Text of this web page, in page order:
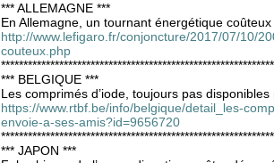
*** ALLEMAGNE ***
En Allemagne, un tournant énergétique coûteux
http://www.lefigaro.fr/conjoncture/2017/07/10/
couteux.php
*** BELGIQUE ***
Les comprimés d’iode, toujours pas
https://www.rtbf.be/info/belgique/detail_les-
envoie-a-ses-amis?id=9656720
*** JAPON ***